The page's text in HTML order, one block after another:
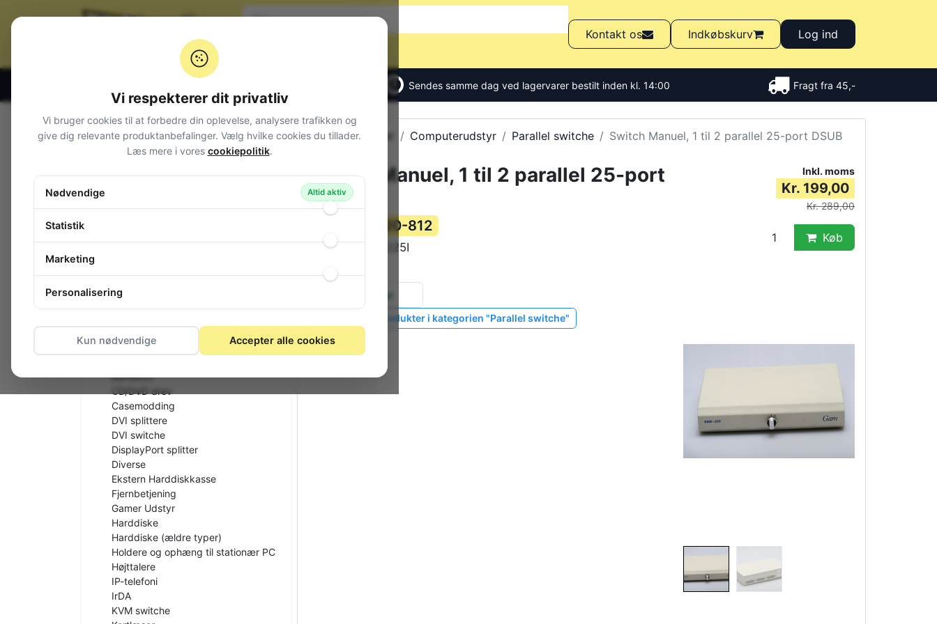
Kontakt os Indkøbskurv Log ind
Sendes samme dag ved lagervarer bestilt inden kl. 14:00 Fragt fra 45,-
Alle produkter Computerudstyr Parallel switche Switch Manuel, 1 til 2 parallel 25-port DSUB
Switch Manuel, 1 til 2 parallel 25-port
DSUB
120-812
Varekode: ESW-225I
på lager
Vis lignende produkter i kategorien "Parallel switche"
nan
Inkl. moms
Kr. 199,00
Kr. 289,00
Køb
Varegrupper
Audio
Computerudstyr
Bluetooth
Bundkort
CD/DVD drev
Casemodding
DVI splittere
DVI switche
DisplayPort splitter
Diverse
Ekstern Harddiskkasse
Fjernbetjening
Gamer Udstyr
Harddiske
Harddiske (ældre typer)
Holdere og ophæng til stationær PC
Højttalere
IP-telefoni
IrDA
KVM switche
Vi respekterer dit privatliv
Vi bruger cookies til at forbedre din oplevelse, analysere trafikken og
give dig relevante produktanbefalinger. Vælg hvilke cookies du tillader.
Læs mere i vores cookiepolitik.
Nødvendige Altid aktiv
Statistik
Marketing
Personalisering
Kun nødvendige Accepter alle cookies